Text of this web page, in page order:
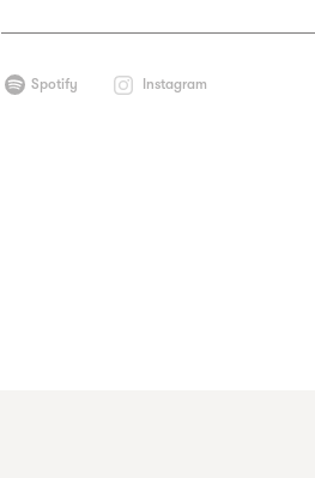
Spotify Instagram